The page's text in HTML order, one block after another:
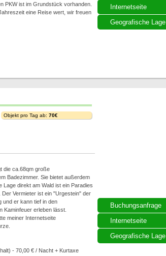
Internetseite
Geografische Lage
PKW ist im Grundstück vorhanden.
eine Reise wert, wir freuen
Buchungsanfrage
Internetseite
Geografische Lage
Objekt pro Tag ab: 70€
die ca.68qm große
Badezimmer. Sie bietet außerdem
Lage direkt am Wald ist ein Paradies
Vermieter ist ein "Urgestein" der
und er kann tief in den
Kaminfeuer erleben lässt.
meiner Internetseite
- 70,00 € / Nacht + Kurtaxe